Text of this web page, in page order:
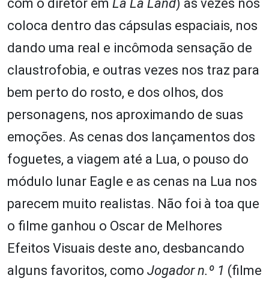
com o diretor em La La Land) às vezes nos
coloca dentro das cápsulas espaciais, nos
dando uma real e incômoda sensação de
claustrofobia, e outras vezes nos traz para
bem perto do rosto, e dos olhos, dos
personagens, nos aproximando de suas
emoções. As cenas dos lançamentos dos
foguetes, a viagem até a Lua, o pouso do
módulo lunar Eagle e as cenas na Lua nos
parecem muito realistas. Não foi à toa que
o filme ganhou o Oscar de Melhores
Efeitos Visuais deste ano, desbancando
alguns favoritos, como Jogador n.º 1 (filme